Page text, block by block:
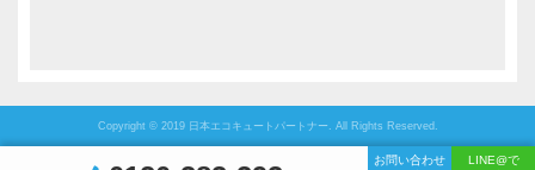
LINE@で
お問い合わせ
Copyright © 2019 日本エコキュートパートナー. All Rights Reserved.